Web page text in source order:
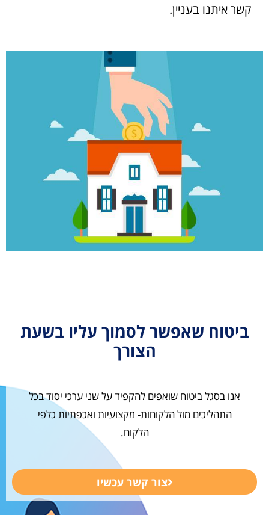
קשר איתנו בעניין.
ביטוח שאפשר לסמוך עליו בשעת
הצורך
אנו בסגל ביטוח שואפים להקפיד על שני ערכי יסוד בכל
התהליכים מול הלקוחות- מקצועיות ואכפתיות כלפי
הלקוח.
צור קשר עכשיו